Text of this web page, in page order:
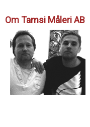
Om Tamsi Måleri AB